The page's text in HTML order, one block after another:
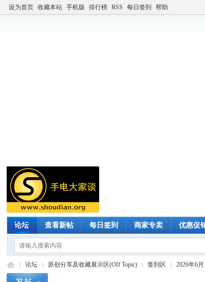
设为首页 收藏本站 手机版 排行榜 RSS 每日签到 帮助
论坛 查看新帖 每日签到 商家专卖 优惠促
论坛 原创分享及收藏展示区(Off Topic) 签到区 2026年6